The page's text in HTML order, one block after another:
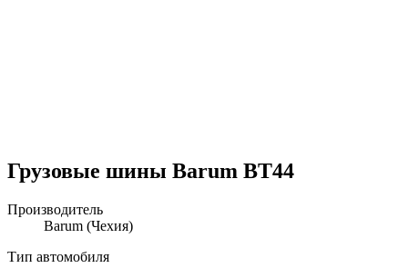
Грузовые шины Barum BT44
Производитель
Barum (Чехия)
Тип автомобиля